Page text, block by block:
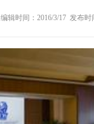
编辑时间：2016/3/17 发布时